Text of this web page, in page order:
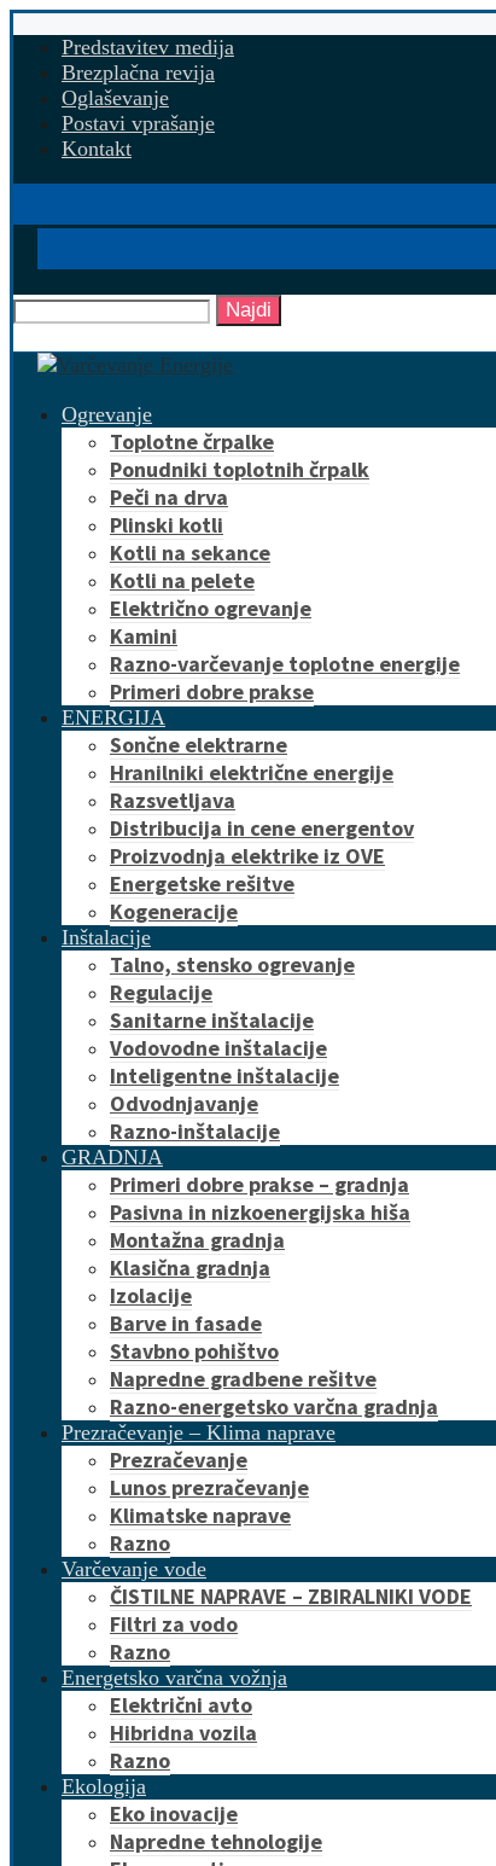
Predstavitev medija
Brezplačna revija
Oglaševanje
Postavi vprašanje
Kontakt
Najdi
Ogrevanje
Toplotne črpalke
Ponudniki toplotnih črpalk
Peči na drva
Plinski kotli
Kotli na sekance
Kotli na pelete
Električno ogrevanje
Kamini
Razno-varčevanje toplotne energije
Primeri dobre prakse
ENERGIJA
Sončne elektrarne
Hranilniki električne energije
Razsvetljava
Distribucija in cene energentov
Proizvodnja elektrike iz OVE
Energetske rešitve
Kogeneracije
Inštalacije
Talno, stensko ogrevanje
Regulacije
Sanitarne inštalacije
Vodovodne inštalacije
Inteligentne inštalacije
Odvodnjavanje
Razno-inštalacije
GRADNJA
Primeri dobre prakse – gradnja
Pasivna in nizkoenergijska hiša
Montažna gradnja
Klasična gradnja
Izolacije
Barve in fasade
Stavbno pohištvo
Napredne gradbene rešitve
Razno-energetsko varčna gradnja
Prezračevanje – Klima naprave
Prezračevanje
Lunos prezračevanje
Klimatske naprave
Razno
Varčevanje vode
ČISTILNE NAPRAVE – ZBIRALNIKI VODE
Filtri za vodo
Razno
Energetsko varčna vožnja
Električni avto
Hibridna vozila
Razno
Ekologija
Eko inovacije
Napredne tehnologije